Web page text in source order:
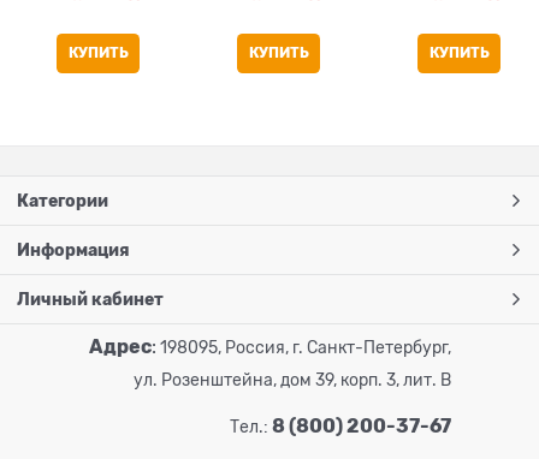
КУПИТЬ КУПИТЬ КУПИТЬ
Категории
Информация
Личный кабинет
Адрес: 198095, Россия, г. Санкт-Петербург,
ул. Розенштейна, дом 39, корп. 3, лит. В
Тел.: 8 (800) 200-37-67